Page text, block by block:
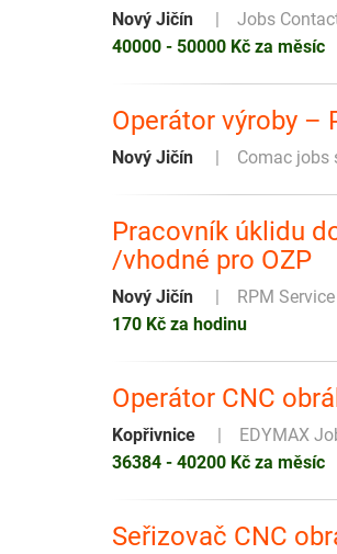
Nový Jičín
Jobs
40000 - 50000 Kč za měsíc
Operátor výroby –
Nový Jičín Comac jobs
Pracovník úklidu
/vhodné pro OZP
Nový Jičín
RPM
170 Kč za hodinu
Operátor CNC
Kopřivnice
EDYMAX
36384 - 40200 Kč za měsíc
Seřizovač CNC